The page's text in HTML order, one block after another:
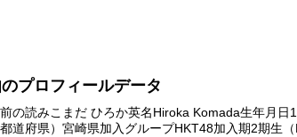
プロフィールデータ
の読みこまだ ひろか英名Hiroka Komada生年月日
道府県）宮崎県加入グループHKT48加入期2期生